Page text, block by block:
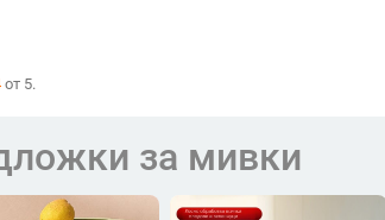
от 5.
за мивки